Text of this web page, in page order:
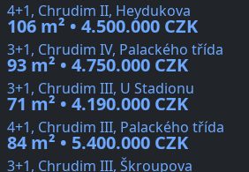
4+1, Chrudim II, Heydukova
106 m² • 4.500.000 CZK
3+1, Chrudim IV, Palackého třída
93 m² • 4.750.000 CZK
3+1, Chrudim III, U Stadionu
71 m² • 4.190.000 CZK
4+1, Chrudim III, Palackého třída
84 m² • 5.400.000 CZK
3+1, Chrudim III, Škroupova